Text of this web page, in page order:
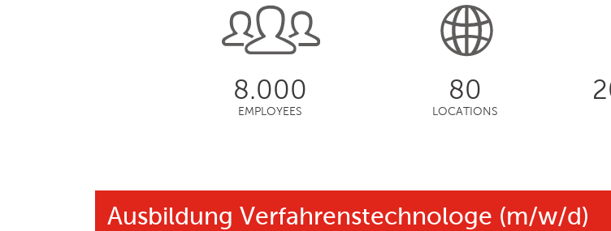
8.000
EMPLOYEES
80
LOCATIONS
Ausbildung Verfahrenstechnologe (m/w/d)